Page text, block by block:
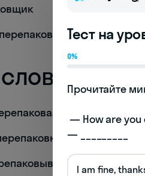
Тест на
0%
Прочитайте
— _________
I am fine,